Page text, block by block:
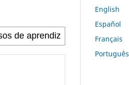
English
Español
Français
Português